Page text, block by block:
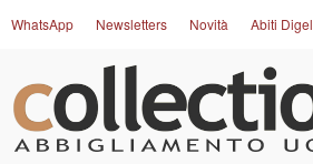
WhatsApp Newsletters Novità Abiti